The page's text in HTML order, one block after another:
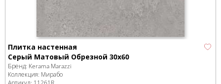
Плитка настенная
Серый Матовый Обрезной 30х60
Бренд: Kerama Marazzi
Коллекция: Мирабо